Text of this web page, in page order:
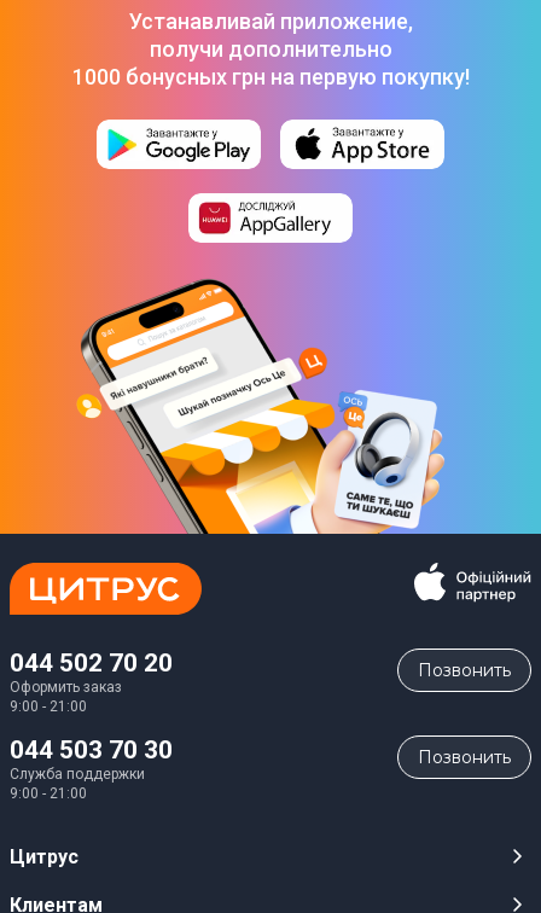
Устанавливай приложение,
получи дополнительно
1000 бонусных грн на первую покупку!
044 502 70 20
Оформить заказ
9:00 - 21:00
Позвонить
044 503 70 30
Служба поддержки
9:00 - 21:00
Позвонить
Цитрус
Карьера
Клиентам